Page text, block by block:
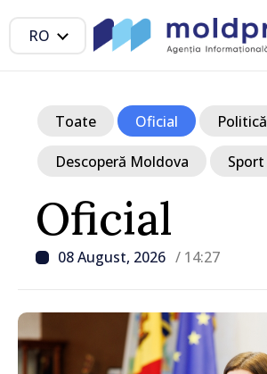
RO
Oficial
08 August, 2026 / 14:27
Toate Oficial Politică
Descoperă Moldova Sport